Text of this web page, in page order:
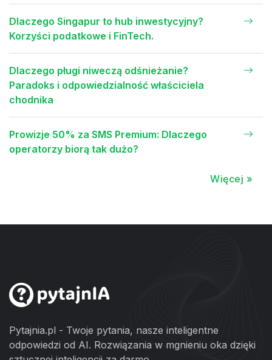
Dlaczego Singapur to hub inwestycyjny?
Korzyści podatkowe i FinTech.
Dlaczego pługi niweczą odśnieżanie?
Paradoks i odpowiedzialność właściciela
chodnika
Prowizje 50% za SMS Premium: Dlaczego
operatorzy biorą tak dużo?
Więcej »
Pytajnia.pl - Twoje pytania, nasze inteligentne
odpowiedzi od AI. Rozwiązania w mgnieniu oka dzięki